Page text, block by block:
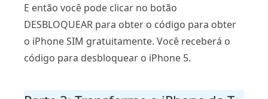
E então você pode clicar no botão
DESBLOQUEAR para obter o código para obter
o iPhone SIM gratuitamente. Você receberá o
código para desbloquear o iPhone 5.